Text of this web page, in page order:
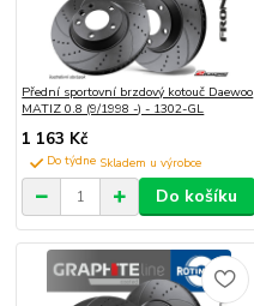
Přední sportovní brzdový kotouč Daewoo
MATIZ 0.8 (9/1998 -) - 1302-GL
1 163 Kč
Do týdne
Do košíku